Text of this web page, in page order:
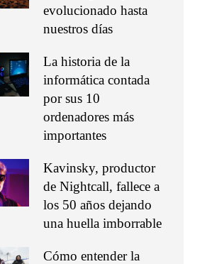
evolucionado hasta
nuestros días
La historia de la
informática contada
por sus 10
ordenadores más
importantes
Kavinsky, productor
de Nightcall, fallece a
los 50 años dejando
una huella imborrable
Cómo entender la